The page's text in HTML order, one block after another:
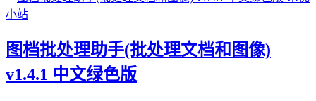
图档批处理助手(批处理文档和图像)
v1.4.1 中文绿色版